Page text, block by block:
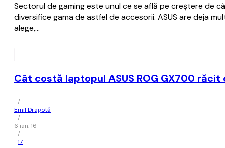
Sectorul de gaming este unul ce se află pe creștere de
diversifice gama de astfel de accesorii. ASUS are deja
alege,…
Cât costă laptopul ASUS ROG GX700 răcit
/
Emil Dragotă
/
6 ian. 16
/
17